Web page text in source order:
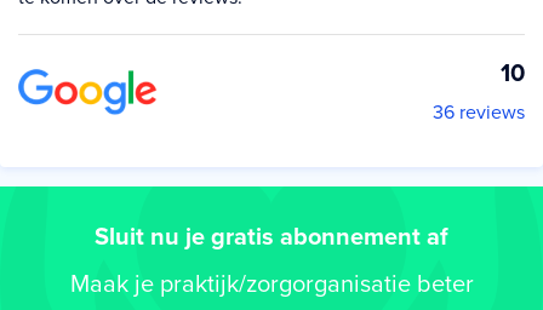
10
36 reviews
Sluit nu je gratis abonnement af
Maak je praktijk/zorgorganisatie beter